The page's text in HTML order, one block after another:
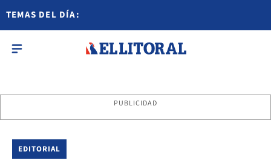
TEMAS DEL DÍA:
PUBLICIDAD
EDITORIAL